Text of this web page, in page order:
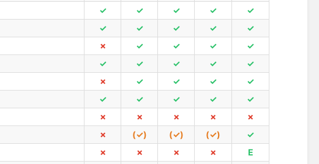
✓ ✓ ✓ ✓
✓
✓ ✓ ✓ ✓
✓
✗ ✓ ✓ ✓
✓
✓ ✓ ✓ ✓
✓
✗ ✓ ✓ ✓
✓
✓ ✓ ✓ ✓
✓
✗ ✗ ✗ ✗
✗
✗ (✓) (✓) (✓)
✓
✗ ✗ ✗ ✗
E